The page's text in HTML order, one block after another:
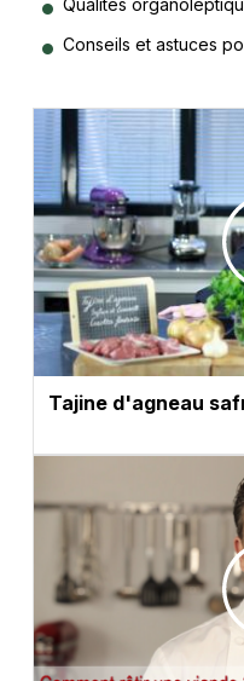
Qualités
Conseils et astuces
Tajine d'agneau